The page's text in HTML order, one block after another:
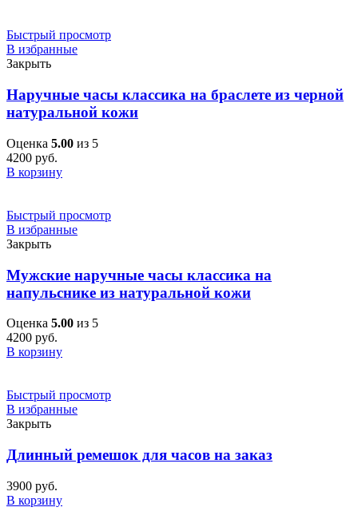
Быстрый просмотр
В избранные
Закрыть
Наручные часы классика на браслете из черной
натуральной кожи
Оценка 5.00 из 5
4200 руб.
В корзину
Быстрый просмотр
В избранные
Закрыть
Мужские наручные часы классика на
напульснике из натуральной кожи
Оценка 5.00 из 5
4200 руб.
В корзину
Быстрый просмотр
В избранные
Закрыть
Длинный ремешок для часов на заказ
3900 руб.
В корзину